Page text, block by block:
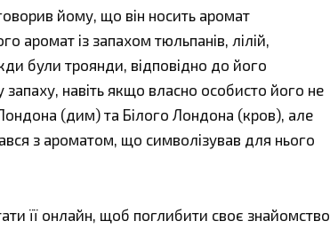
йому, що він носить аромат
аромат із запахом тюльпанів, лілій,
були троянди, відповідно до його
навіть якщо власно особисто його не
Лондона (дим) та Білого Лондона (кров), але
з ароматом, що символізував для нього
її онлайн, щоб поглибити своє знайомство